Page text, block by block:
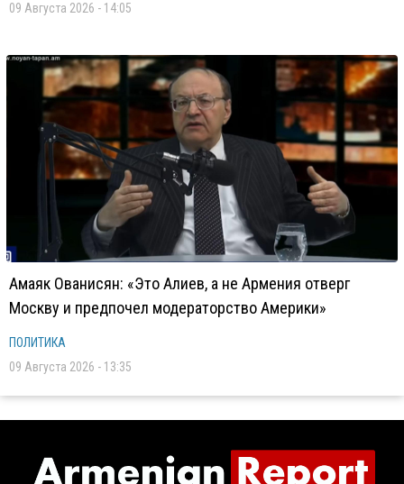
09 Августа 2026 - 14:05
Амаяк Ованисян: «Это Алиев, а не Армения отверг
Москву и предпочел модераторство Америки»
ПОЛИТИКА
09 Августа 2026 - 13:35